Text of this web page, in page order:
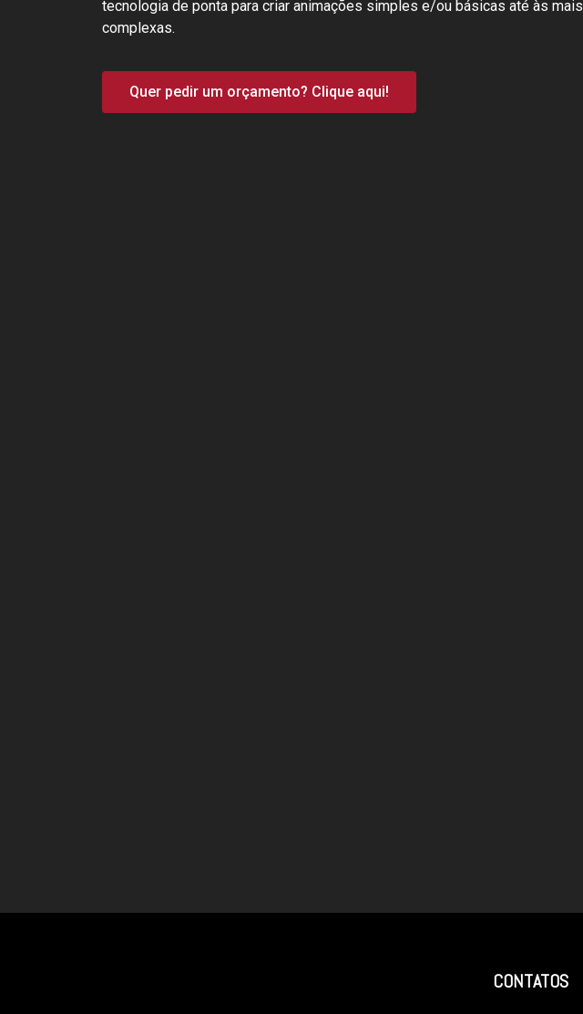
tecnologia de ponta para criar animações simples e/ou básicas até às mais
complexas.
Quer pedir um orçamento? Clique aqui!
CONTATOS